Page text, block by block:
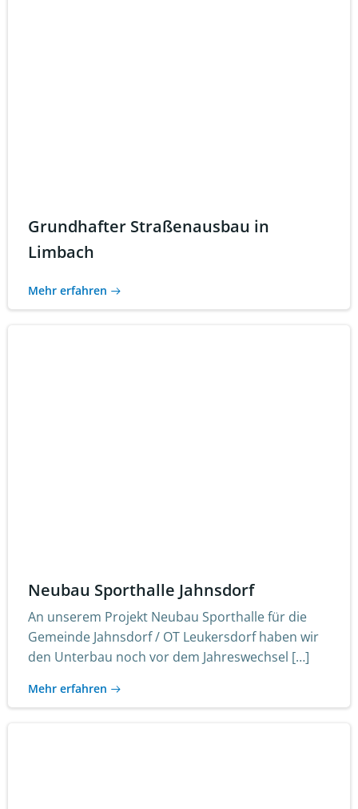
Grundhafter Straßenausbau in
Limbach
Mehr erfahren
Neubau Sporthalle Jahnsdorf
An unserem Projekt Neubau Sporthalle für die
Gemeinde Jahnsdorf / OT Leukersdorf haben wir
den Unterbau noch vor dem Jahreswechsel […]
Mehr erfahren